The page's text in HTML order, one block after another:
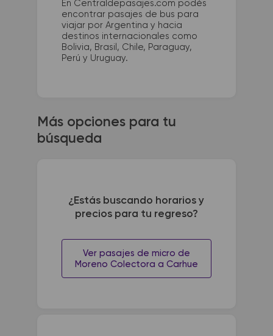
En Centraldepasajes.com podés
encontrar pasajes de bus para
viajar por Argentina y hacia
destinos internacionales como
Bolivia, Brasil, Chile, Paraguay,
Perú y Uruguay.
Más opciones para tu
búsqueda
¿Estás buscando horarios y
precios para tu regreso?
Ver pasajes de micro de
Moreno Colectora a Carhue